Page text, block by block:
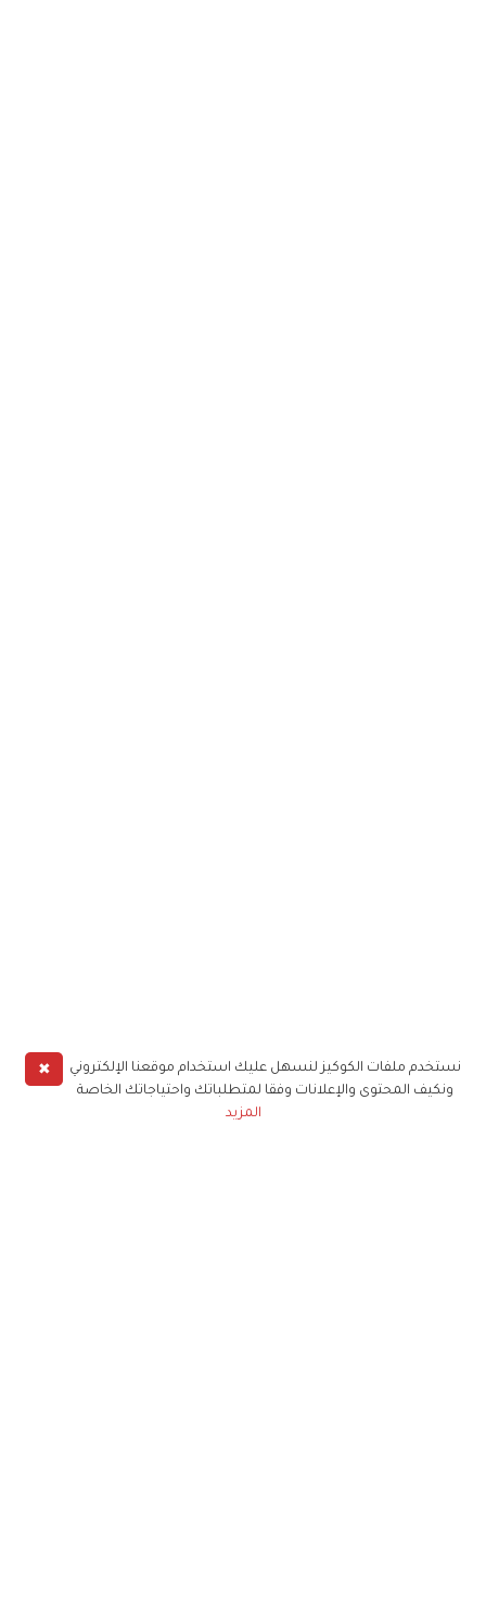
✖
نستخدم ملفات الكوكيز لنسهل عليك استخدام موقعنا الإلكتروني
ونكيف المحتوى والإعلانات وفقا لمتطلباتك واحتياجاتك الخاصة
المزيد